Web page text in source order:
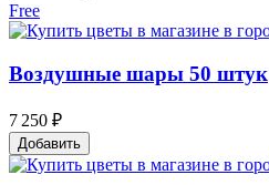
Free
Воздушные шары 50 штук
7 250 ₽
Добавить